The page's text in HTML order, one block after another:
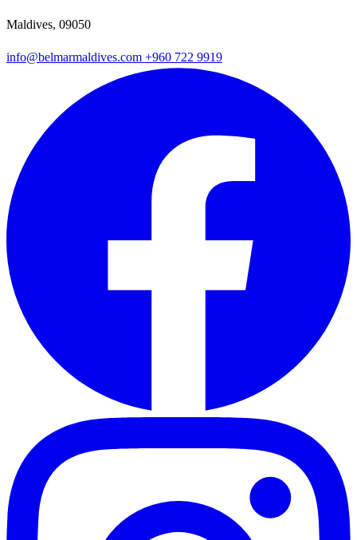
Maldives, 09050
info@belmarmaldives.com +960 722 9919